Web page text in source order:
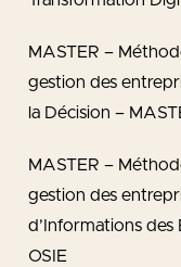
MASTER –
gestion des
la Décision –
MASTER –
gestion des
d’Informations des
OSIE